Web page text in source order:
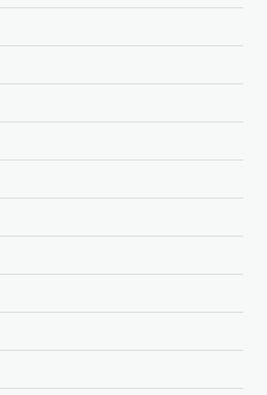
നിർദേശം
കുറയ്ക്കാനുമായി
ആരംഭിച്ച്
ഓഗസ്റ്റ്‌ 6, 2026